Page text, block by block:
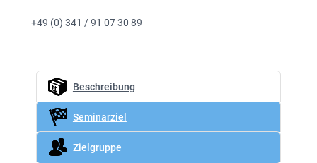
+49 (0) 341 / 91 07 30 89
Beschreibung
Seminarziel
Zielgruppe